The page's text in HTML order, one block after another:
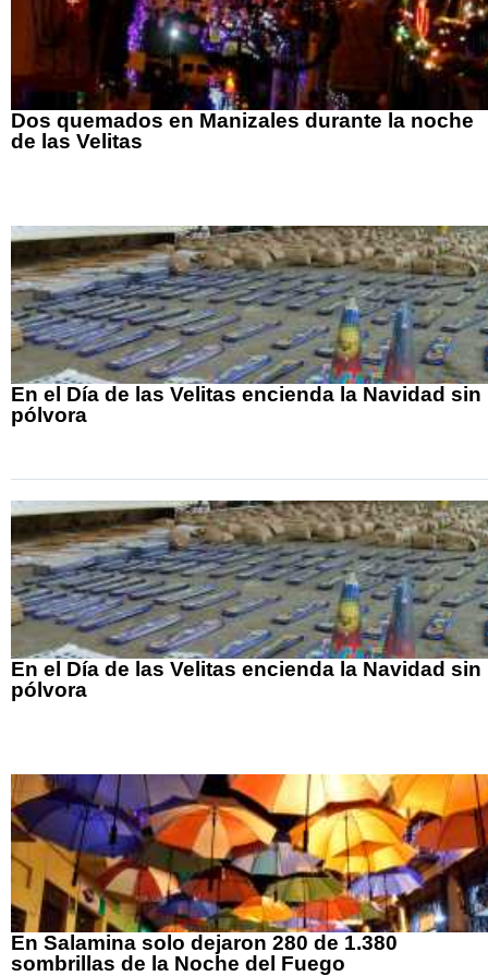
Dos quemados en Manizales durante la noche
de las Velitas
En el Día de las Velitas encienda la Navidad sin
pólvora
En el Día de las Velitas encienda la Navidad sin
pólvora
En Salamina solo dejaron 280 de 1.380
sombrillas de la Noche del Fuego